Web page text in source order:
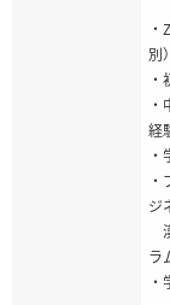
別）
経
ジ
ラ